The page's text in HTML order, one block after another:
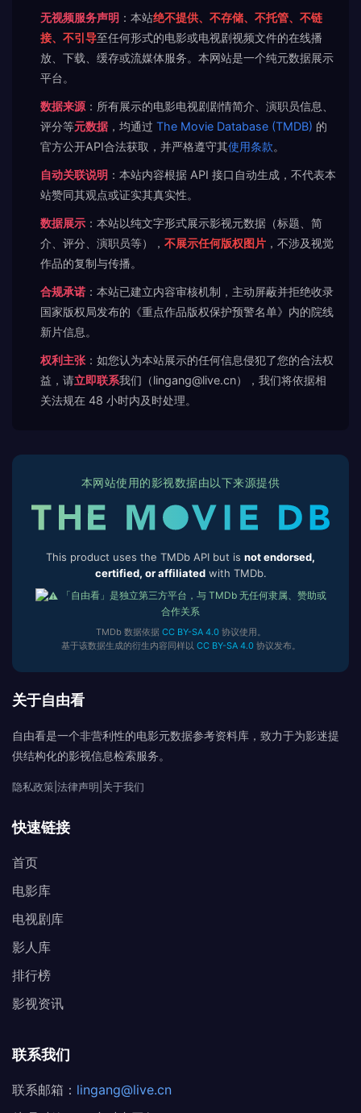
无视频服务声明 ：本站绝不提供、不存储、不托管、不链
接、不引导至任何形式的电影或电视剧视频文件的在线播
放、下载、缓存或流媒体服务。本网站是一个纯元数据展示
平台。
数据来源 ：所有展示的电影电视剧剧情简介、演职员信息、
评分等元数据，均通过 The Movie Database (TMDB) 的
官方公开API合法获取，并严格遵守其使用条款。
自动关联说明 ：本站内容根据 API 接口自动生成，不代表本
站赞同其观点或证实其真实性。
数据展示 ：本站以纯文字形式展示影视元数据（标题、简
介、评分、演职员等）， 不展示任何版权图片 ，不涉及视觉
作品的复制与传播。
合规承诺 ：本站已建立内容审核机制，主动屏蔽并拒绝收录
国家版权局发布的《重点作品版权保护预警名单》内的院线
新片信息。
权利主张 ：如您认为本站展示的任何信息侵犯了您的合法权
益，请立即联系我们（lingang@live.cn），我们将依据相
关法规在 48 小时内及时处理。
本网站使用的影视数据由以下来源提供
This product uses the TMDb API but is not endorsed,
certified, or affiliatedwith TMDb.
「自由看」是独立第三方平台，与 TMDb 无任何隶属、赞助或
合作关系
TMDb 数据依据 CC BY-SA 4.0协议使用。
基于该数据生成的衍生内容同样以 CC BY-SA 4.0协议发布。
关于自由看
自由看是一个非营利性的电影元数据参考资料库，致力于为影迷提
供结构化的影视信息检索服务。
隐私政策 法律声明 关于我们
快速链接
首页
电影库
电视剧库
影人库
排行榜
影视资讯
联系我们
联系邮箱： lingang@live.cn